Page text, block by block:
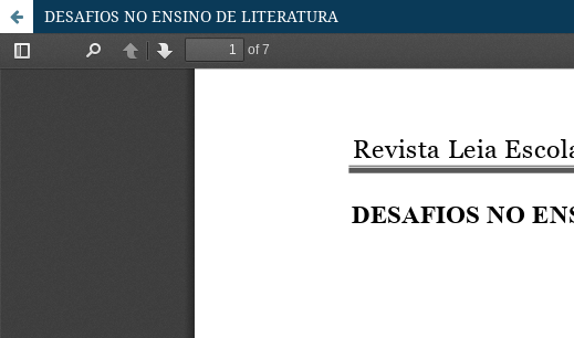
DESAFIOS NO ENSINO DE LITERATURA